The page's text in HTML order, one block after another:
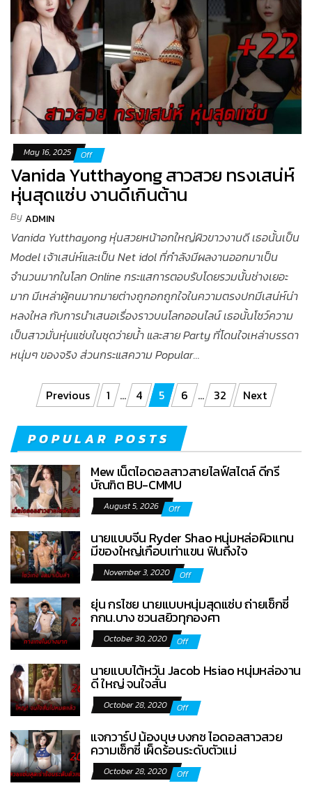
May 16, 2025 Off
Vanida Yutthayong สาวสวย ทรงเสน่ห์
หุ่นสุดแซ่บ งานดีเกินต้าน
ByADMIN
Vanida Yutthayong หุ่นสวยหน้าอกใหญ่ผิวขาวงานดี เธอนั้นเป็น
Model เจ้าเสน่ห์และเป็น Net idol ที่กำลังมีผลงานออกมาเป็น
จำนวนมากในโลก Online กระแสการตอบรับโดยรวมนั้นช่างเยอะ
มาก มีเหล่าผู้คนมากมายต่างถูกอกถูกใจในความตรงปกมีเสน่ห์น่า
หลงใหล กับการนำเสนอเรื่องราวบนโลกออนไลน์ เธอนั้นโชว์ความ
เป็นสาวมั่นหุ่นแซ่บในชุดว่ายน้ำ และสาย Party ที่โดนใจเหล่าบรรดา
หนุ่มๆ ของจริง ส่วนกระแสความ Popular…
Posts pagination
Previous 1 … 4 5 6 … 32 Next
POPULAR POSTS
Mew เน็ตไอดอลสาวสายไลฟ์สไตล์ ดีกรี
บัณฑิต BU-CMMU
August 5, 2026 Off
นายแบบจีน Ryder Shao หนุ่มหล่อผิวแทน
มีของใหญ่เกือบเท่าแขน ฟินถึงใจ
November 3, 2020 Off
ยุ่น กรไชย นายแบบหนุ่มสุดแซ่บ ถ่ายเซ็กซี่
กกน.บาง ชวนสยิวทุกองศา
October 30, 2020 Off
นายแบบไต้หวัน Jacob Hsiao หนุ่มหล่องาน
ดี ใหญ่ จนใจสั่น
October 28, 2020 Off
แจกวาร์ป น้องบุษ บงกช ไอดอลสาวสวย
ความเซ็กซี่ เผ็ดร้อนระดับตัวแม่
October 28, 2020 Off